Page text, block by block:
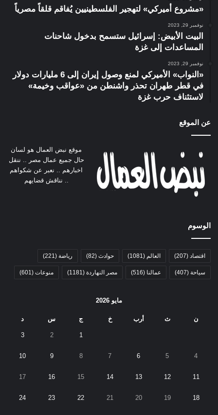
«مشروع أميركي» لتهجير الفلسطينيين يُفاقم قلقاً مصرياً
نوفمبر 29, 2023
البيت الأبيض: إسرائيل ستسمح بدخول شاحنات
المساعدات إلى غزة
نوفمبر 29, 2023
«النواب» الأميركي لمنع وصول إيران إلى 6 مليارات دولار
في قطر طهران تحذر واشنطن من «عواقب وخيمة»
لاستئناف حرب غزة
عن الموقع
موقع نبض العمال هو لسان
حال جميع عمال مصر .. ننقل
اخبارهم .. نعبر عن شكواهم
.. نناقش قضايهم
الوسوم
اقتصاد (207) العالم (1081) حوادث (82) رياضة (221)
سياحة (407) عمالنا (516) مصر النهاردة (1181) منوعات (601)
مايو 2026
ن ث أرب خ ج س د
1
2
3
4
5
6
7
8
9
10
11
12
13
14
15
16
17
18
19
20
21
22
23
24